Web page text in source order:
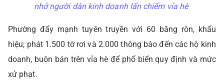
nhở người dân kinh doanh lấn chiếmvỉa hè
Phường đẩy mạnh tuyên truyền với 60 băng rôn, khẩu
hiệu; phát 1.500 tờ rơi và 2.000 thông báo đến các hộ kinh
doanh, buôn bán trên vỉa hè để phổ biến quy định và mức
xử phạt.